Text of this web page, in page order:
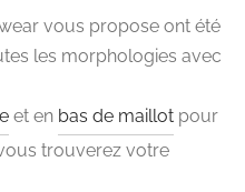
vous propose ont été
les morphologies avec
et en bas de maillot pour
trouverez votre